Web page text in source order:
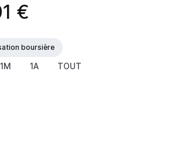
€
boursière
1M 1A TOUT